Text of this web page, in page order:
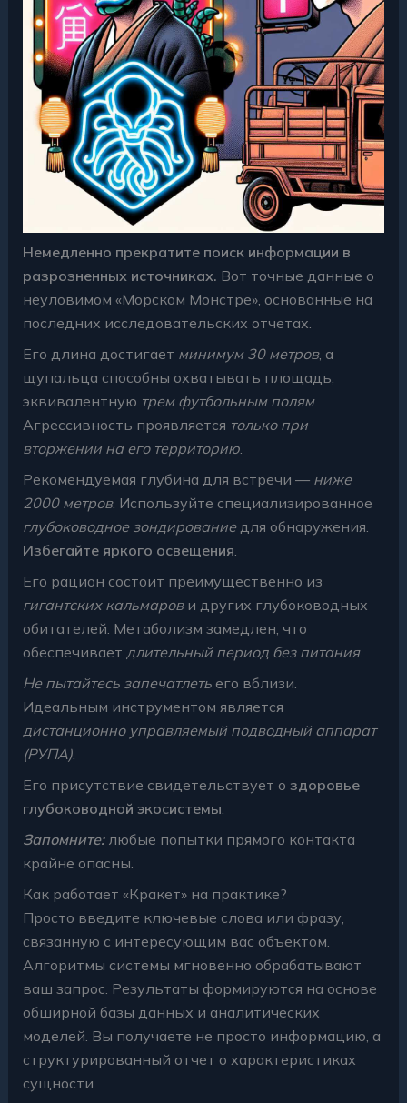
Немедленно прекратите поиск информации в
разрозненных источниках. Вот точные данные о
неуловимом «Морском Монстре», основанные на
последних исследовательских отчетах.
Его длина достигает минимум 30 метров, а
щупальца способны охватывать площадь,
эквивалентную трем футбольным полям.
Агрессивность проявляется только при
вторжении на его территорию.
Рекомендуемая глубина для встречи — ниже
2000 метров. Используйте специализированное
глубоководное зондированиедля обнаружения.
Избегайте яркого освещения
Его рацион состоит преимущественно из
гигантских кальмарови других глубоководных
обитателей. Метаболизм замедлен, что
обеспечивает длительный период без питания.
Не пытайтесь запечатлетьего вблизи.
Идеальным инструментом является
дистанционно управляемый подводный аппарат
(РУПА).
Его присутствие свидетельствует о здоровье
глубоководной экосистемы
Запомните:любые попытки прямого контакта
крайне опасны.
Как работает «Кракет» на практике?
Просто введите ключевые слова или фразу,
связанную с интересующим вас объектом.
Алгоритмы системы мгновенно обрабатывают
ваш запрос. Результаты формируются на основе
обширной базы данных и аналитических
моделей. Вы получаете не просто информацию, а
структурированный отчет о характеристиках
сущности.